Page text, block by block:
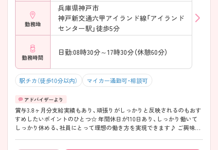
勤務地
兵庫県神戸市
神戸新交通六甲アイランド線「アイランド
センター駅」徒歩5分
勤務時間
日勤:08時30分～17時30分（休憩60分）
駅チカ（徒歩10分以内） マイカー通勤可・相談可
賞与3.8ヶ月分支給実績もあり、頑張りがしっかりと反映されるのもおす
すめしたいポイントのひとつ☆ 年間休日が110日あり、しっかり働いて
しっかり休める、社員にとって理想の働き方を実現できます♪ ご興味あ